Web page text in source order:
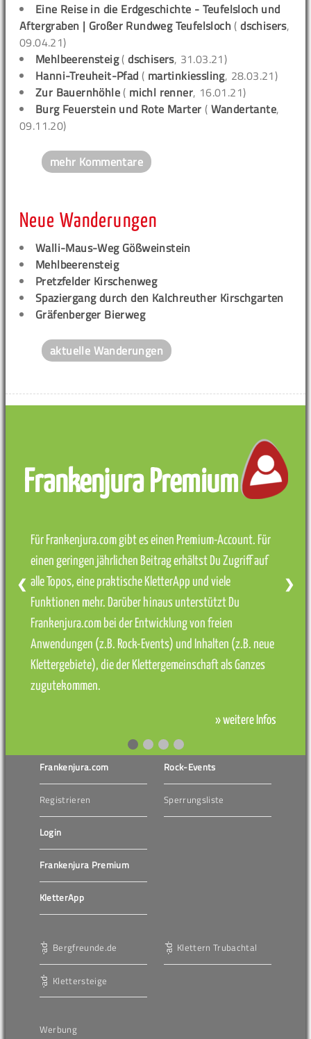
Eine Reise in die Erdgeschichte - Teufelsloch und
Aftergraben | Großer Rundweg Teufelsloch (dschisers,
09.04.21)
Mehlbeerensteig(dschisers, 31.03.21)
Hanni-Treuheit-Pfad ( martinkiessling, 28.03.21)
Zur Bauernhöhle ( michl renner, 16.01.21)
Burg Feuerstein und Rote Marter ( Wandertante,
09.11.20)
mehr Kommentare
Neue Wanderungen
Walli-Maus-Weg Gößweinstein
Mehlbeerensteig
Pretzfelder Kirschenweg
Spaziergang durch den Kalchreuther Kirschgarten
Gräfenberger Bierweg
aktuelle Wanderungen
Frankenjura Premium
Für Frankenjura.com gibt es einen Premium-Account. Für
einen geringen jährlichen Beitrag erhältst Du Zugriff auf
alle Topos, eine praktische KletterApp und viele
Funktionen mehr. Darüber hinaus unterstützt Du
Frankenjura.com bei der Entwicklung von freien
Anwendungen (z.B. Rock-Events) und Inhalten (z.B. neue
Klettergebiete), die der Klettergemeinschaft als Ganzes
zugutekommen.
» weitere Infos
❮ ❯
Frankenjura.com
Registrieren
Login
Frankenjura Premium
KletterApp
Rock-Events
Sperrungsliste
Bergfreunde.de
Klettersteige
Klettern Trubachtal
Werbung